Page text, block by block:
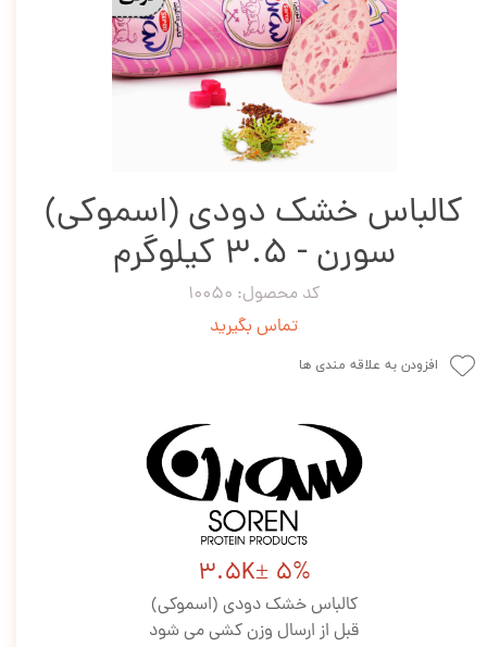
کالباس خشک دودی (اسموکی)
سورن - 3.5 کیلوگرم
کد محصول: 10050
تماس بگیرید
افزودن به علاقه مندی ها
3.5K± 5%
کالباس خشک دودی (اسموکی)
قبل از ارسال وزن کشی می شود